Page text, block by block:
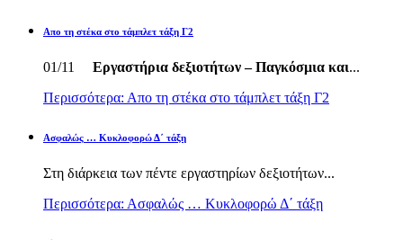
Απο τη στέκα στο τάμπλετ τάξη Γ2
01/11 Εργαστήρια δεξιοτήτων – Παγκόσμια και...
Περισσότερα: Απο τη στέκα στο τάμπλετ τάξη Γ2
Ασφαλώς … Κυκλοφορώ Δ΄ τάξη
Στη διάρκεια των πέντε εργαστηρίων δεξιοτήτων...
Περισσότερα: Ασφαλώς … Κυκλοφορώ Δ΄ τάξη